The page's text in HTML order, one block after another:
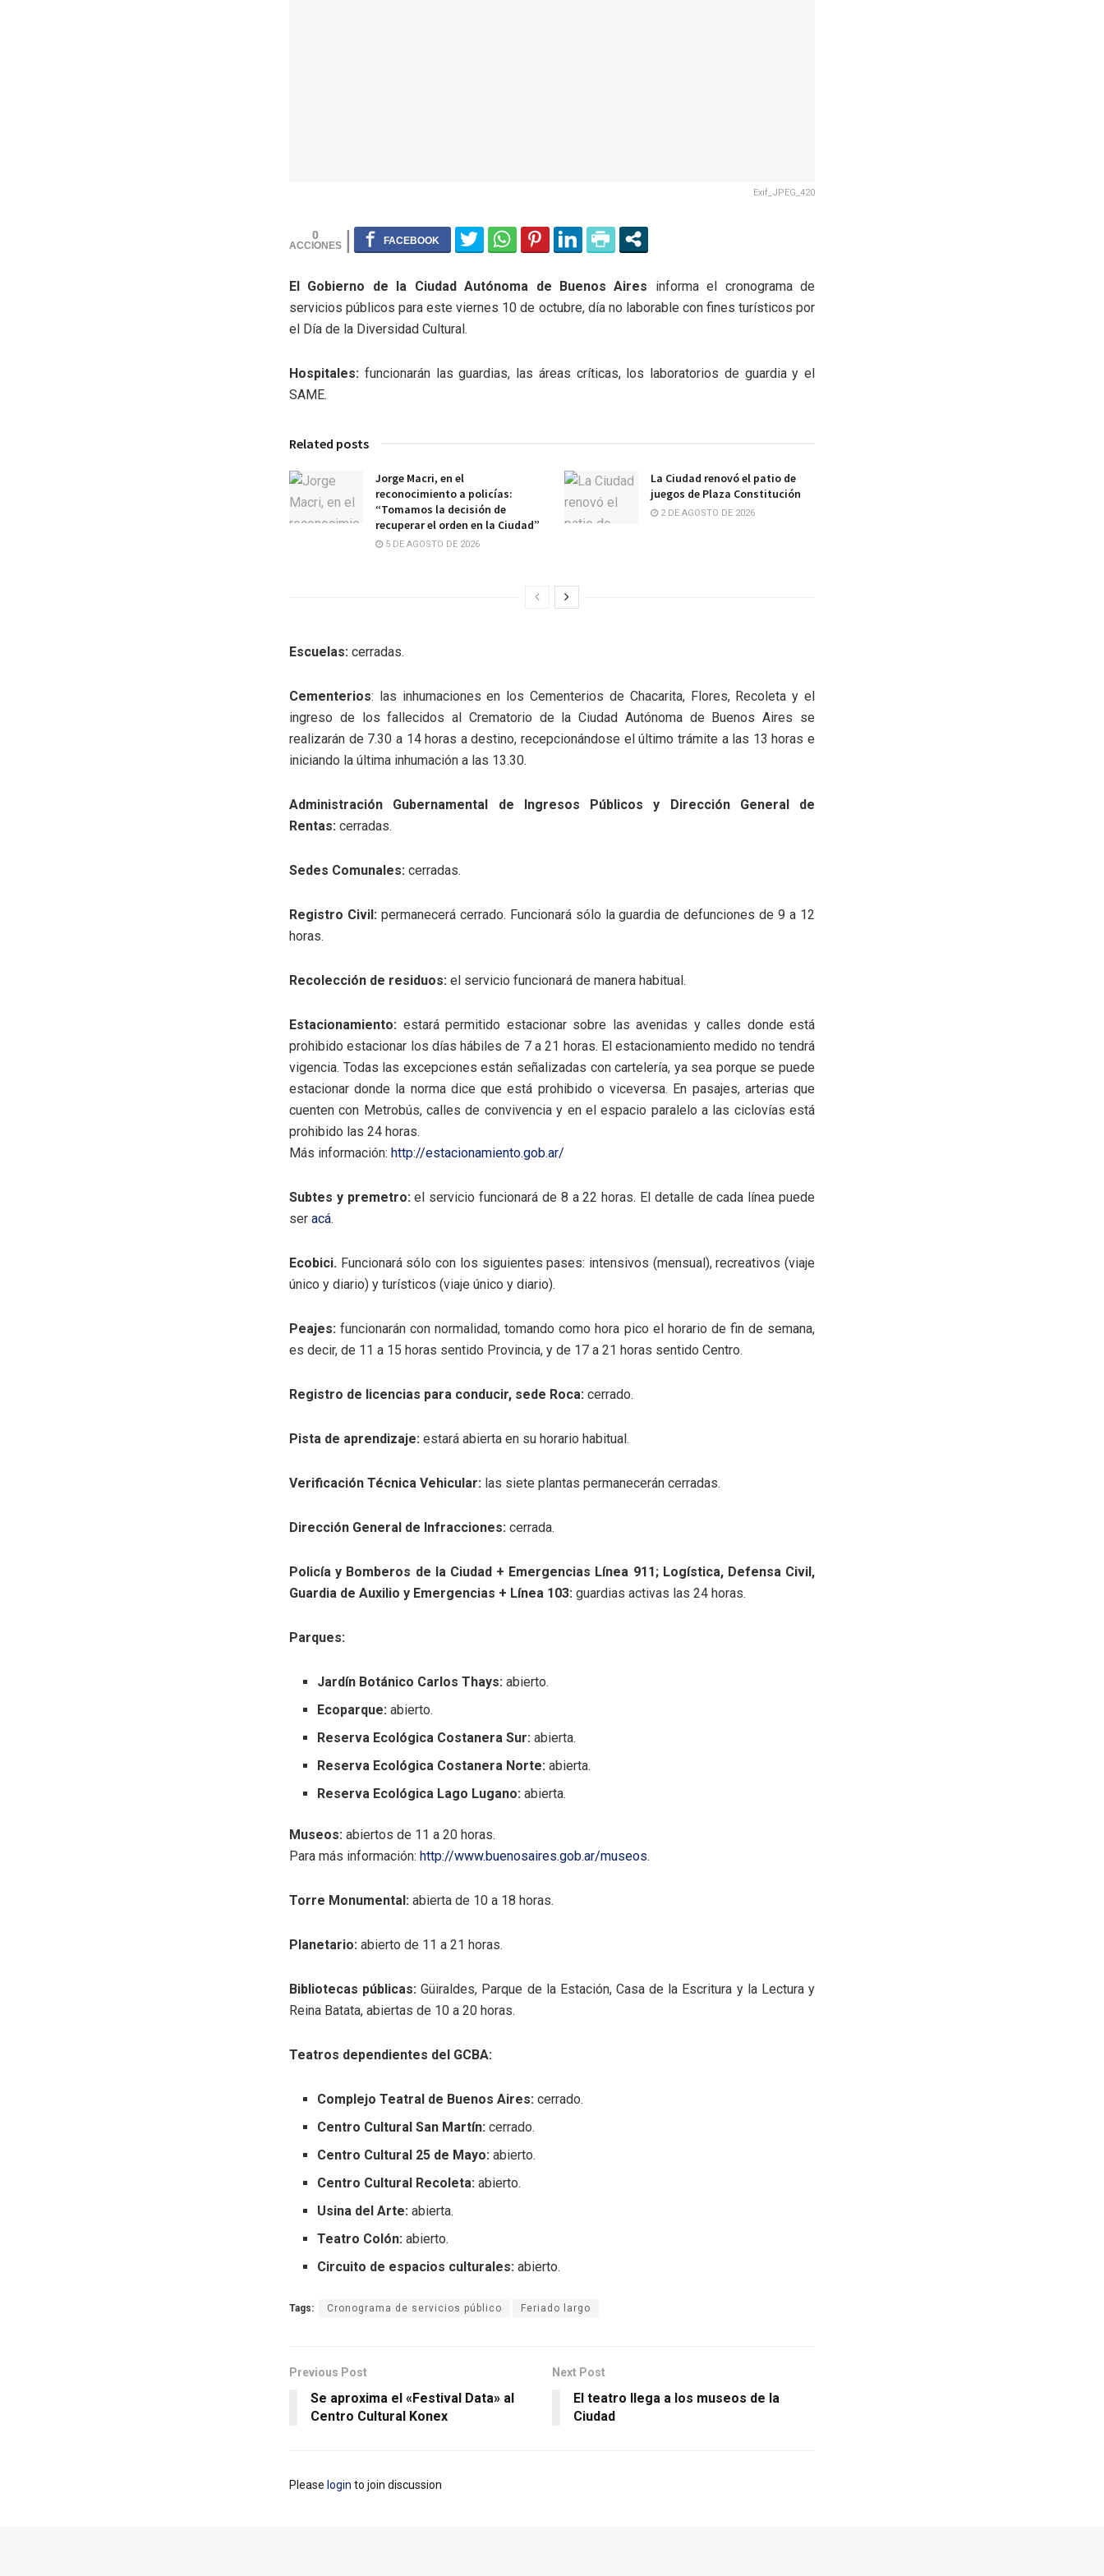
Exif_JPEG_420
0
El Gobierno de la Ciudad Autónoma de Buenos Aires informa el cronograma de
servicios públicos para este viernes 10 de octubre, día no laborable con fines turísticos por
el Día de la Diversidad Cultural.
Hospitales: funcionarán las guardias, las áreas críticas, los laboratorios de guardia y el
SAME.
Related posts
Jorge Macri, en el
reconocimiento a policías:
“Tomamos la decisión de
recuperar el orden en la Ciudad”
5 DE AGOSTO DE 2026
La Ciudad renovó el patio de
juegos de Plaza Constitución
2 DE AGOSTO DE 2026
Escuelas: cerradas.
Cementerios: las inhumaciones en los Cementerios de Chacarita, Flores, Recoleta y el
ingreso de los fallecidos al Crematorio de la Ciudad Autónoma de Buenos Aires se
realizarán de 7.30 a 14 horas a destino, recepcionándose el último trámite a las 13 horas e
iniciando la última inhumación a las 13.30.
Administración Gubernamental de Ingresos Públicos y Dirección General de
Rentas: cerradas.
Sedes Comunales: cerradas.
Registro Civil: permanecerá cerrado. Funcionará sólo la guardia de defunciones de 9 a 12
horas.
Recolección de residuos: el servicio funcionará de manera habitual.
Estacionamiento: estará permitido estacionar sobre las avenidas y calles donde está
prohibido estacionar los días hábiles de 7 a 21 horas. El estacionamiento medido no tendrá
vigencia. Todas las excepciones están señalizadas con cartelería, ya sea porque se puede
estacionar donde la norma dice que está prohibido o viceversa. En pasajes, arterias que
cuenten con Metrobús, calles de convivencia y en el espacio paralelo a las ciclovías está
prohibido las 24 horas.
Más información: http://estacionamiento.gob.ar/
Subtes y premetro:el servicio funcionará de 8 a 22 horas. El detalle de cada línea puede
ser acá.
Ecobici. Funcionará sólo con los siguientes pases: intensivos (mensual), recreativos (viaje
único y diario) y turísticos (viaje único y diario).
Peajes: funcionarán con normalidad, tomando como hora pico el horario de fin de semana,
es decir, de 11 a 15 horas sentido Provincia, y de 17 a 21 horas sentido Centro.
Registro de licencias para conducir, sede Roca: cerrado.
Pista de aprendizaje: estará abierta en su horario habitual.
Verificación Técnica Vehicular: las siete plantas permanecerán cerradas.
Dirección General de Infracciones: cerrada.
Policía y Bomberos de la Ciudad + Emergencias Línea 911; Logística, Defensa Civil,
Guardia de Auxilio y Emergencias + Línea 103: guardias activas las 24 horas.
Parques:
Jardín Botánico Carlos Thays: abierto.
Ecoparque: abierto.
Reserva Ecológica Costanera Sur: abierta.
Reserva Ecológica Costanera Norte: abierta.
Reserva Ecológica Lago Lugano: abierta.
Museos: abiertos de 11 a 20 horas.
Para más información: http://www.buenosaires.gob.ar/museos.
Torre Monumental: abierta de 10 a 18 horas.
Planetario: abierto de 11 a 21 horas.
Bibliotecas públicas:Güiraldes, Parque de la Estación, Casa de la Escritura y la Lectura y
Reina Batata, abiertas de 10 a 20 horas.
Teatros dependientes del GCBA:
Complejo Teatral de Buenos Aires: cerrado.
Centro Cultural San Martín: cerrado.
Centro Cultural 25 de Mayo: abierto.
Centro Cultural Recoleta: abierto.
Usina del Arte: abierta.
Teatro Colón: abierto.
Circuito de espacios culturales: abierto.
Tags: Cronograma de servicios público Feriado largo
Previous Post
Se aproxima el «Festival Data» al
Centro Cultural Konex
Next Post
El teatro llega a los museos de la
Ciudad
Please login to join discussion